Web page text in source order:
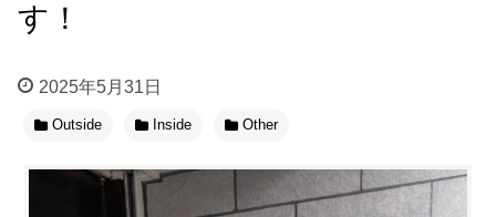
す！
2025年5月31日
Outside Inside Other